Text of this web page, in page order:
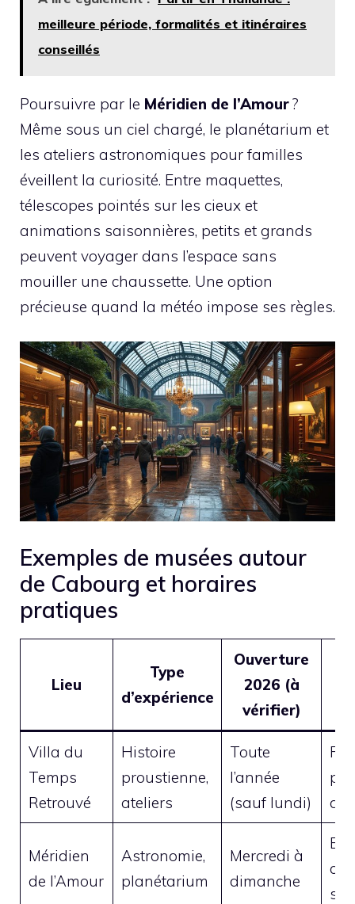
meilleure période, formalités et itinéraires
conseillés
Poursuivre par le Méridien de l’Amour?
Même sous un ciel chargé, le planétarium et
les ateliers astronomiques pour familles
éveillent la curiosité. Entre maquettes,
télescopes pointés sur les cieux et
animations saisonnières, petits et grands
peuvent voyager dans l’espace sans
mouiller une chaussette. Une option
précieuse quand la météo impose ses règles.
Exemples de musées autour
de Cabourg et horaires
pratiques
Lieu
Type
d’expérience
Ouverture
2026 (à
vérifier)
Villa du
Temps
Retrouvé
Histoire
proustienne,
ateliers
Toute
l’année
(sauf lundi)
Méridien
de l’Amour
Astronomie,
planétarium
Mercredi à
dimanche